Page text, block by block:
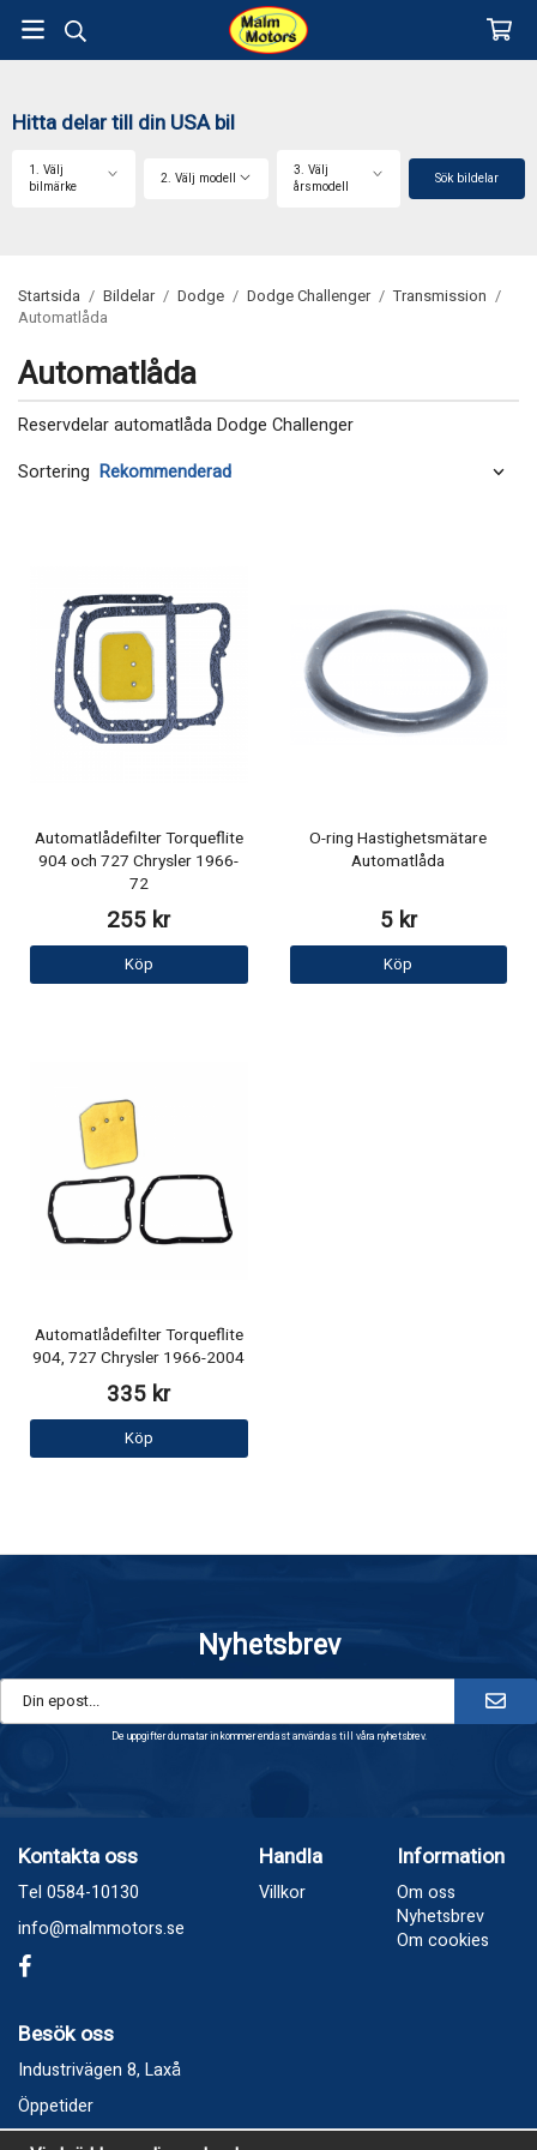
Hitta delar till din USA bil
1. Välj
bilmärke
2. Välj modell
3. Välj
årsmodell
Sök bildelar
Startsida / Bildelar / Dodge / Dodge Challenger / Transmission /
Automatlåda
Automatlåda
Reservdelar automatlåda Dodge Challenger
Sortering
Automatlådefilter Torqueflite
904 och 727 Chrysler 1966-
72
255 kr
Köp
O-ring Hastighetsmätare
Automatlåda
5 kr
Köp
Automatlådefilter Torqueflite
904, 727 Chrysler 1966-2004
335 kr
Köp
Nyhetsbrev
De uppgifter du matar in kommer endast användas till våra nyhetsbrev.
Kontakta oss
Tel 0584-10130
info@malmmotors.se
Handla
Villkor
Information
Om oss
Nyhetsbrev
Om cookies
Besök oss
Industrivägen 8, Laxå
Öppetider
Vecka 32